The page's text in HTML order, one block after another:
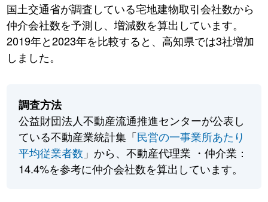
国土交通省が調査している宅地建物取引会社数から
仲介会社数を予測し、増減数を算出しています。
2019年と2023年を比較すると、高知県では3社増加
しました。
調査方法
公益財団法人不動産流通推進センターが公表し
ている不動産業統計集「民営の一事業所あたり
平均従業者数 」から、不動産代理業 ・仲介業：
14.4%を参考に仲介会社数を算出しています。